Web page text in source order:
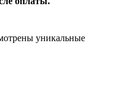
уникальные